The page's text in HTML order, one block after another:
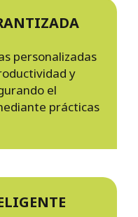
personalizadas
y
el
prácticas